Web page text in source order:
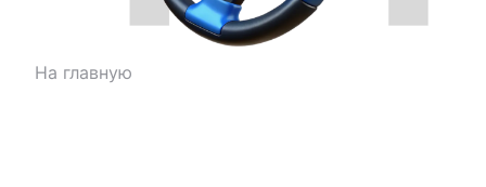
На главную